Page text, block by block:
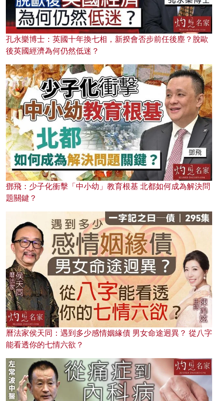
孔永樂博士：英國十年換七相，新揆會否步前任後塵？脫歐
後英國經濟為何仍然低迷？
鄧飛：少子化衝擊「中小幼」教育根基 北都如何成為解決問
題關鍵？
曆法家侯天同：遇到多少感情姻緣債 男女命途迥異？ 從八字
能看透你的七情六欲？